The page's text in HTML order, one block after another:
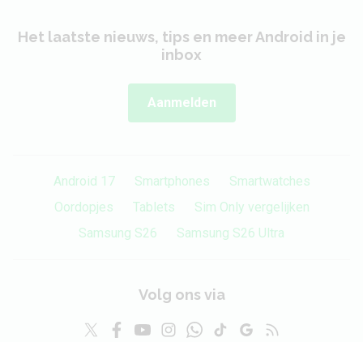
Het laatste nieuws, tips en meer Android in je
inbox
Aanmelden
Android 17 Smartphones
Smartwatches
Oordopjes
Tablets
Sim Only vergelijken
Samsung S26
Samsung S26 Ultra
Volg ons via